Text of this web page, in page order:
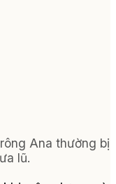
Ana thường bị
lũ.